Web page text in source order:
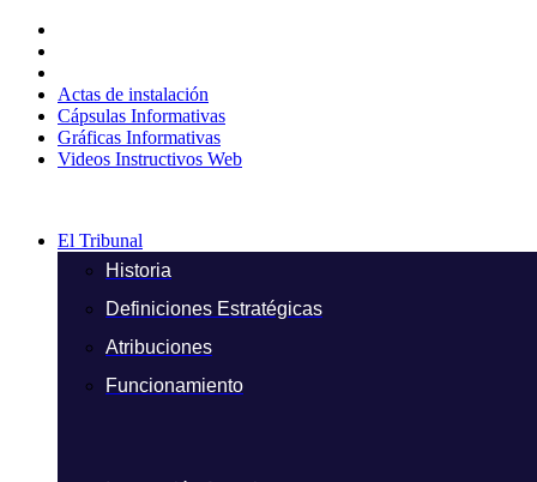
contenido
Actas de instalación
Cápsulas Informativas
Gráficas Informativas
Videos Instructivos Web
El Tribunal
Historia
Definiciones Estratégicas
Atribuciones
Funcionamiento